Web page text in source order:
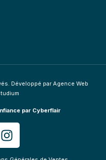
Développé par Agence Web
par Cyberflair